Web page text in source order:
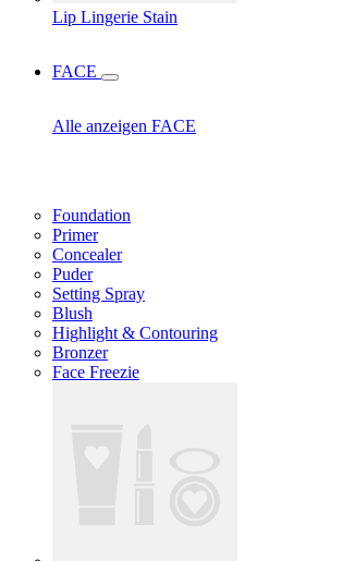
Lip Lingerie Stain
FACE
Alle anzeigen FACE
Foundation
Primer
Concealer
Puder
Setting Spray
Blush
Highlight & Contouring
Bronzer
Face Freezie